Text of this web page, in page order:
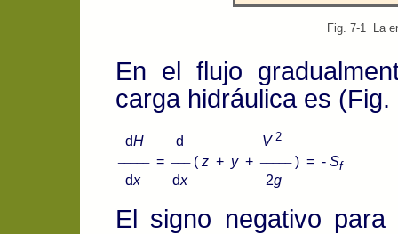
Fig. 7-1 La
En el flujo
carga hidráulica es (Fig.
dH d V2
= ( z + y+ ) = - Sf
dxdx2g
El signo negativo